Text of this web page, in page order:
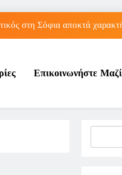
στη Σόφια αποκτά
ΟΦΗ» προκάλεσε ζημιά στο
στη Σόφια αποκτά
ΟΠΕΚΑ ενισχύει τον
Επικοινωνήστε